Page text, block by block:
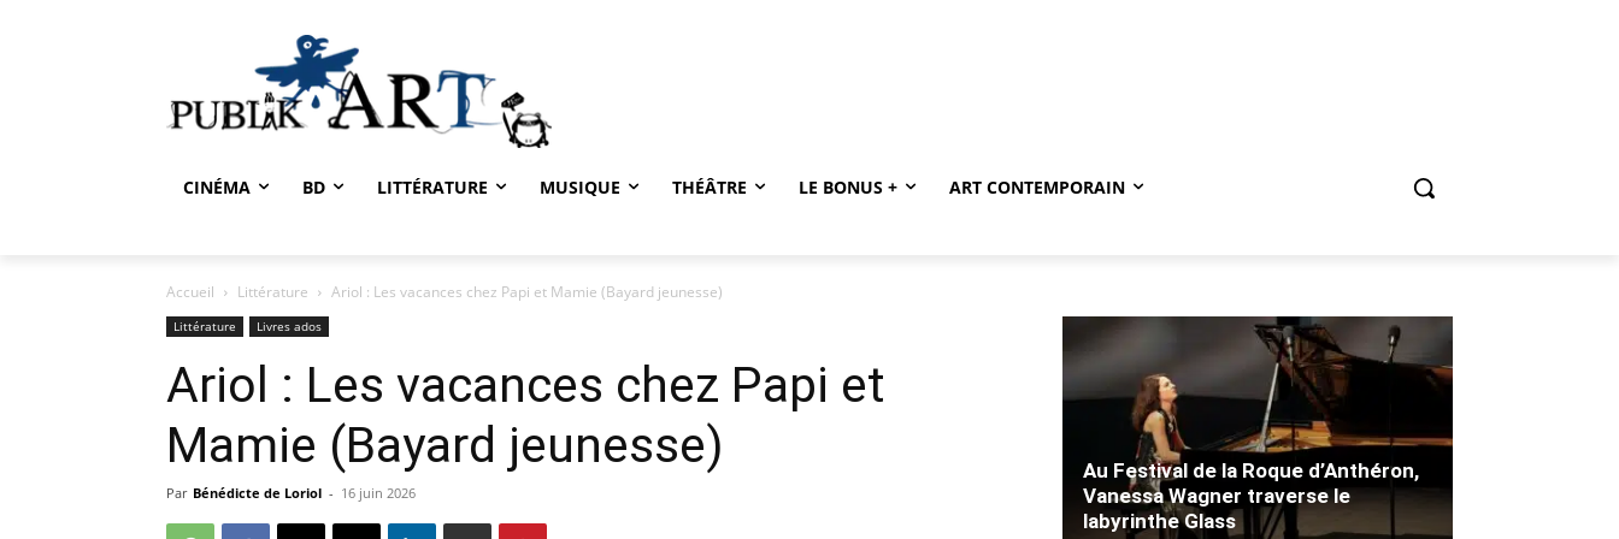
CINÉMA BD LITTÉRATURE MUSIQUE THÉÂTRE LE BONUS + ART CONTEMPORAIN
Accueil Littérature Ariol : Les vacances chez Papi et Mamie (Bayard jeunesse)
Littérature Livres ados
Ariol : Les vacances chez Papi et
Mamie (Bayard jeunesse)
Par Bénédicte de Loriol - 16 juin 2026
Au Festival de la Roque d’Anthéron,
Vanessa Wagner traverse le
labyrinthe Glass